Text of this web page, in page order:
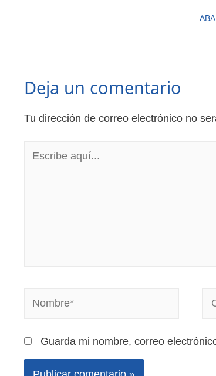
Deja un comentario
Tu dirección de correo electrónico no
Guarda mi nombre, correo